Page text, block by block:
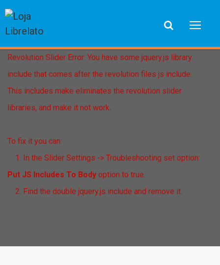
Revolution Slider Error: You have some jquery.js library
include that comes after the revolution files js include.
This includes make eliminates the revolution slider
libraries, and make it not work.
To fix it you can:
1. In the Slider Settings -> Troubleshooting set option:
Put JS Includes To Body option to true.
2. Find the double jquery.js include and remove it.